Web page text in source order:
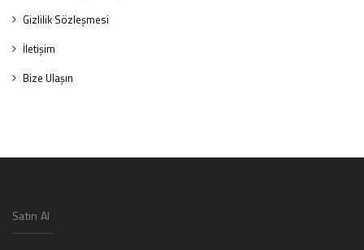
Gizlilik Sözleşmesi
İletişim
Bize Ulaşın
Satın Al